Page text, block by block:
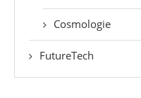
Cosmologie
FutureTech